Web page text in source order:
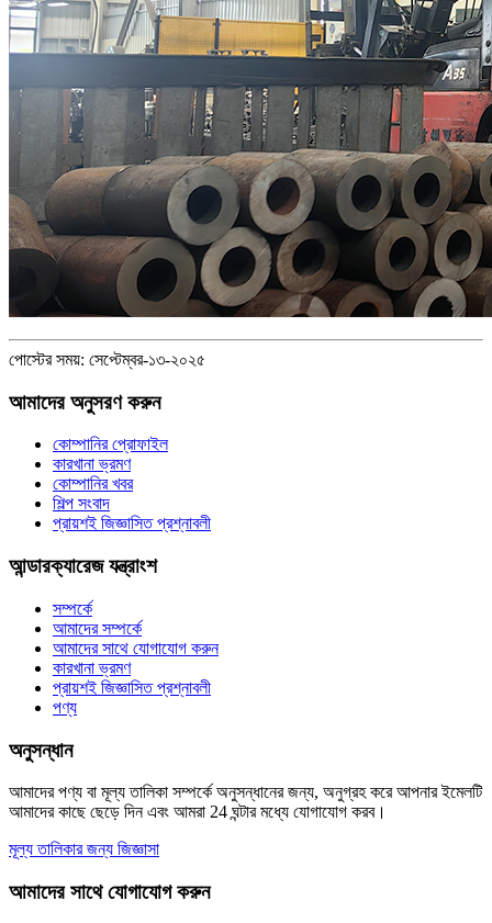
পোস্টের সময়: সেপ্টেম্বর-১৩-২০২৫
আমাদের অনুসরণ করুন
কোম্পানির প্রোফাইল
কারখানা ভ্রমণ
কোম্পানির খবর
শিল্প সংবাদ
প্রায়শই জিজ্ঞাসিত প্রশ্নাবলী
আন্ডারক্যারেজ যন্ত্রাংশ
সম্পর্কে
আমাদের সম্পর্কে
আমাদের সাথে যোগাযোগ করুন
কারখানা ভ্রমণ
প্রায়শই জিজ্ঞাসিত প্রশ্নাবলী
পণ্য
অনুসন্ধান
আমাদের পণ্য বা মূল্য তালিকা সম্পর্কে অনুসন্ধানের জন্য, অনুগ্রহ করে আপনার ইমেলটি
আমাদের কাছে ছেড়ে দিন এবং আমরা 24 ঘন্টার মধ্যে যোগাযোগ করব।
মূল্য তালিকার জন্য জিজ্ঞাসা
আমাদের সাথে যোগাযোগ করুন